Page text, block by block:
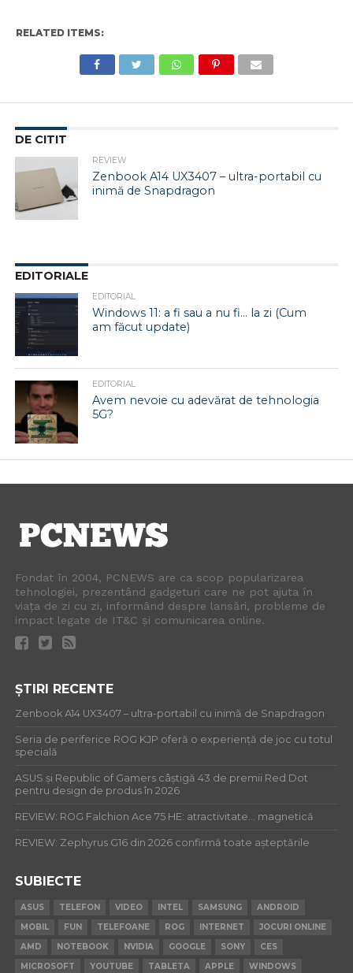
RELATED ITEMS:
DE CITIT
REVIEW
Zenbook A14 UX3407 – ultra-portabil cu
inimă de Snapdragon
EDITORIALE
EDITORIAL
Windows 11: a fi sau a nu fi… la zi (Cum
am făcut update)
EDITORIAL
Avem nevoie cu adevărat de tehnologia
5G?
Fondat în 2004, PCNEWS are ca scop popularizarea
tehnologiei, prezentând gadgeturi care ne pot ajuta în
viața de zi cu zi, informând despre lansări, probleme de
impact legate de IT&C și comunicarea online.
ȘTIRI RECENTE
Zenbook A14 UX3407 – ultra-portabil cu inimă de Snapdragon
Seria de periferice ROG KJP oferă o experiență de joc cu totul
specială
ASUS și Republic of Gamers câștigă 43 de premii Red Dot
pentru design de produs în 2026
REVIEW: ROG Falchion Ace 75 HE: atractivitate… magnetică
REVIEW: Zephyrus G16 din 2026 confirmă toate așteptările
SUBIECTE
ASUS TELEFON VIDEO INTEL SAMSUNG
ANDROID
MOBIL
FUN TELEFOANE ROG INTERNET
JOCURI ONLINE
AMD
NOTEBOOK NVIDIA GOOGLE SONY
CES
MICROSOFT
YOUTUBE TABLETA APPLE WINDOWS